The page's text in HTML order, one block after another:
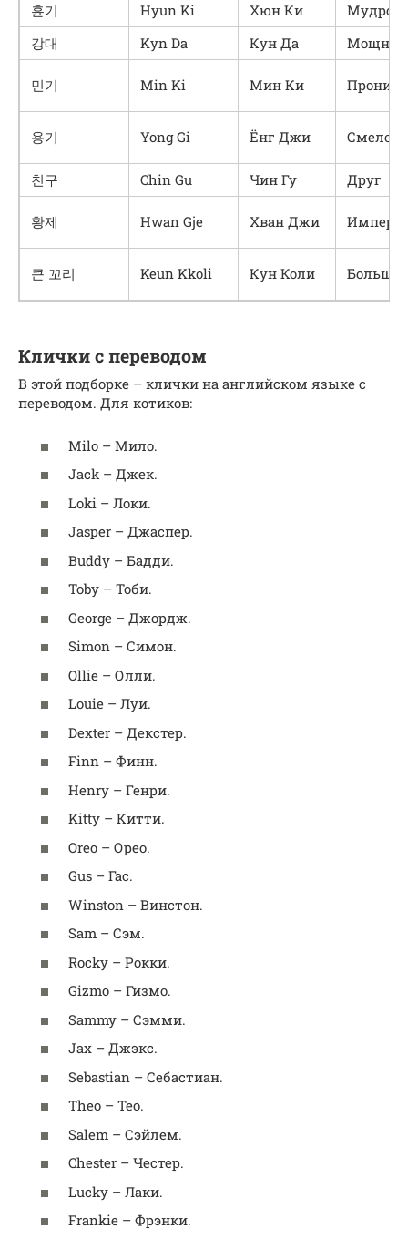
휸기
Hyun Ki Хюн Ки
강대
Kуn Da Кун Да Мощный
민기 Min Ki Мин Ки
용기 Yong Gi Ёнг Джи
친구 Chin Gu Чин Гу Друг
황제 Hwan Gje Хван Джи
큰 꼬리 Keun Kkoli Кун Коли
Клички с переводом
В этой подборке – клички на английском языке с
переводом. Для котиков:
Milo – Мило.
Jack – Джек.
Loki – Локи.
Jasper – Джаспер.
Buddy – Бадди.
Toby – Тоби.
George – Джордж.
Simon – Симон.
Ollie – Олли.
Louie – Луи.
Dexter – Декстер.
Finn – Финн.
Henry – Генри.
Kitty – Китти.
Oreo – Орео.
Gus – Гас.
Winston – Винстон.
Sam – Сэм.
Rocky – Рокки.
Gizmo – Гизмо.
Sammy – Сэмми.
Jax – Джэкс.
Sebastian – Себастиан.
Theo – Тео.
Salem – Сэйлем.
Chester – Честер.
Lucky – Лаки.
Frankie – Фрэнки.